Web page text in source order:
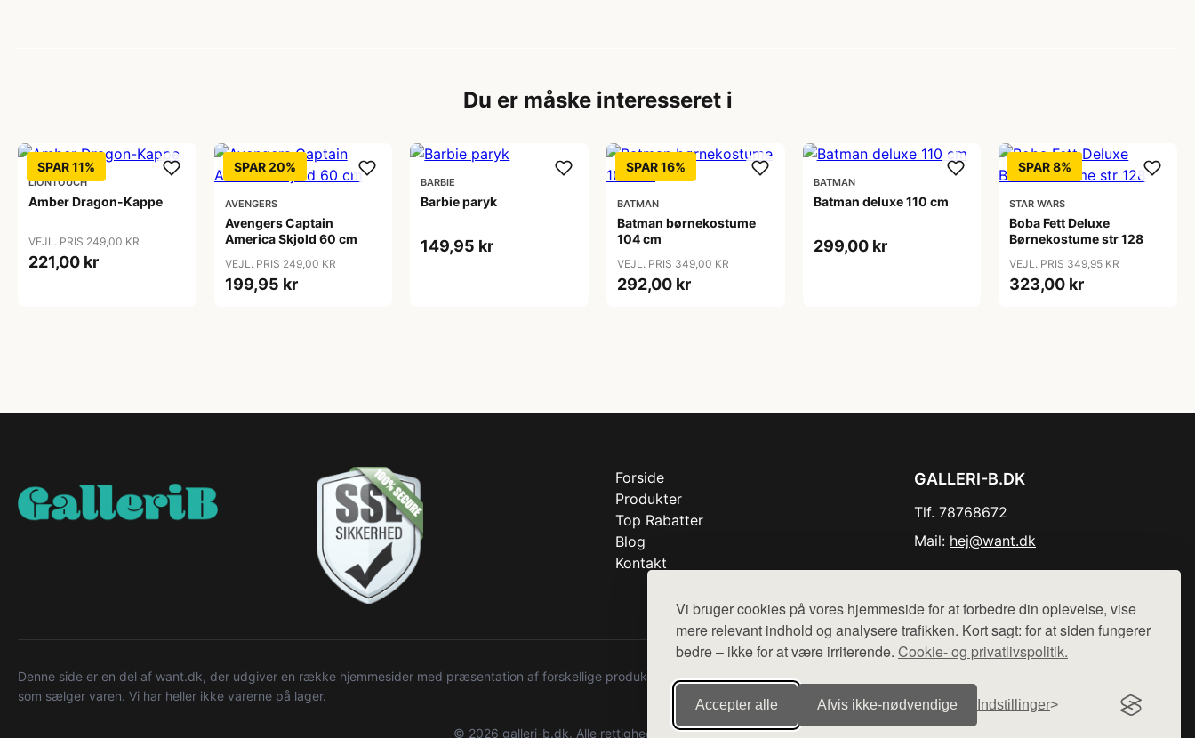
Vi bruger cookies på vores hjemmeside for at forbedre din oplevelse, vise
mere relevant indhold og analysere trafikken. Kort sagt: for at siden fungerer
bedre – ikke for at være irriterende. Cookie- og privatlivspolitik.
Accepter alle Afvis ikke‑nødvendige Indstillinger
Du er måske interesseret i
SPAR 11%
LIONTOUCH
Amber Dragon-Kappe
VEJL. PRIS 249,00 KR
221,00 kr
SPAR 20%
AVENGERS
Avengers Captain
America Skjold 60 cm
VEJL. PRIS 249,00 KR
199,95 kr
BARBIE
Barbie paryk
149,95 kr
SPAR 16%
BATMAN
Batman børnekostume
104 cm
VEJL. PRIS 349,00 KR
292,00 kr
BATMAN
Batman deluxe 110 cm
299,00 kr
SPAR 8%
STAR WARS
Boba Fett Deluxe
Børnekostume str 128
VEJL. PRIS 349,95 KR
323,00 kr
Forside
Produkter
Top Rabatter
Blog
Kontakt
GALLERI-B.DK
Tlf. 78768672
Mail: hej@want.dk
Denne side er en del af want.dk, der udgiver en række hjemmesider med præsentation af forskellige produkter fra diverse webshops. Der sælges ikke varer fra denne side - vi henviser til de shops,
som sælger varen. Vi har heller ikke varerne på lager.
© 2026 galleri-b.dk. Alle rettigheder forbeholdes.